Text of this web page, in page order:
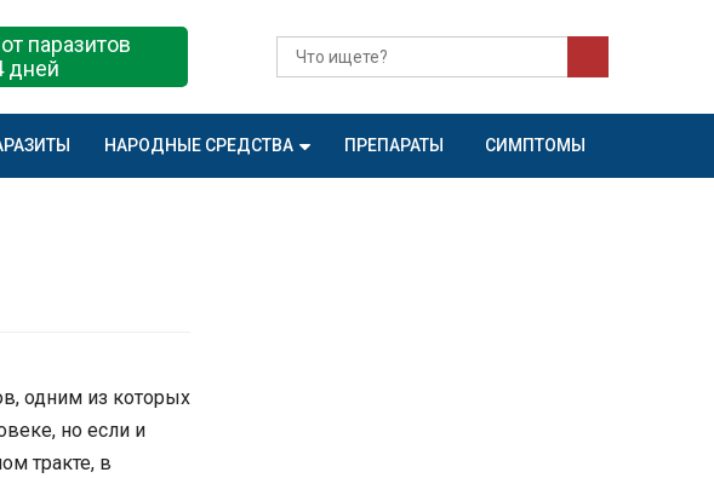
паразитов
дней
НАРОДНЫЕ СРЕДСТВА ПРЕПАРАТЫ СИМПТОМЫ
одним из которых
но если и
тракте, в